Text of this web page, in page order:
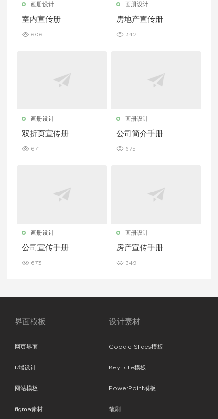
画册设计
室内宣传册
606
画册设计
房地产宣传册
342
画册设计
双折页宣传册
671
画册设计
公司简介手册
675
画册设计
公司宣传手册
673
画册设计
房产宣传手册
349
界面模板
网页界面
b端设计
网站模板
figma素材
设计素材
Google Slides模板
Keynote模板
PowerPoint模板
笔刷